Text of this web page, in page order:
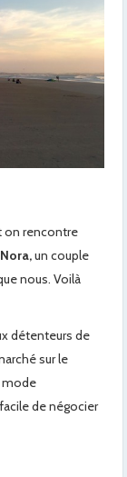
on rencontre
un couple
nous. Voilà
détenteurs de
sur le
mode
de négocier